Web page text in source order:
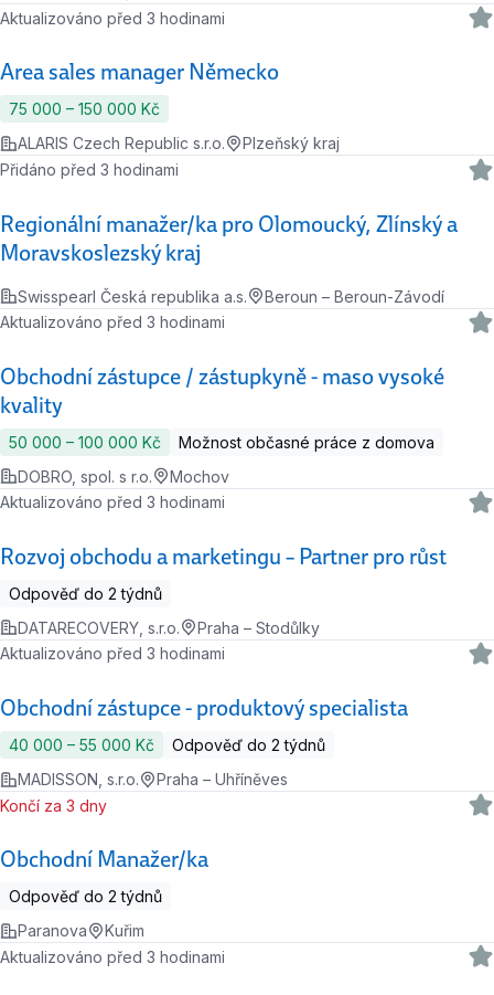
Area sales manager Německo
Aktualizováno před 3 hodinami
75 000 ‍–‍ 150 000 Kč
ALARIS Czech Republic s.r.o.
Plzeňský kraj
Regionální manažer/ka pro Olomoucký, Zlínský a
Moravskoslezský kraj
Přidáno před 3 hodinami
Swisspearl Česká republika a.s. Beroun – Beroun-Závodí
Obchodní zástupce / zástupkyně - maso vysoké
kvality
Aktualizováno před 3 hodinami
50 000 ‍–‍ 100 000 Kč
Možnost občasné práce z domova
DOBRO, spol. s r.o.
Mochov
Rozvoj obchodu a marketingu – Partner pro růst
Aktualizováno před 3 hodinami
Odpověď do 2 týdnů
DATARECOVERY, s.r.o.
Praha – Stodůlky
Obchodní zástupce - produktový specialista
Aktualizováno před 3 hodinami
40 000 ‍–‍ 55 000 Kč
Odpověď do 2 týdnů
MADISSON, s.r.o.
Praha – Uhříněves
Obchodní Manažer/ka
Končí za 3 dny
Odpověď do 2 týdnů
Paranova
Kuřim
Aktualizováno před 3 hodinami